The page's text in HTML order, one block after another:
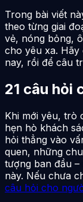
Trong bài viết
theo từng giai
vẻ, nóng bỏng,
cho yêu xa.
nay, rồi để câu
21 câu hỏi
Khi mới yêu, trò
hẹn hò khách
hỏi thẳng vào
quen, những
tượng ban đầu
này. Nếu chưa
câu hỏi cho